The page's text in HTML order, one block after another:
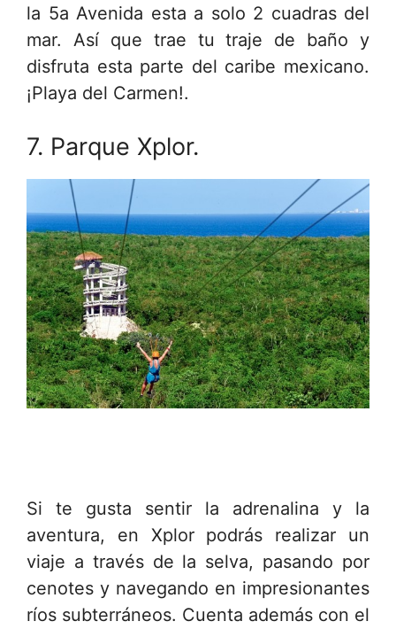
la 5a Avenida esta a solo 2 cuadras del
mar. Así que trae tu traje de baño y
disfruta esta parte del caribe mexicano.
¡Playa del Carmen!.
7. Parque Xplor.
Si te gusta sentir la adrenalina y la
aventura, en Xplor podrás realizar un
viaje a través de la selva, pasando por
cenotes y navegando en impresionantes
ríos subterráneos. Cuenta además con el